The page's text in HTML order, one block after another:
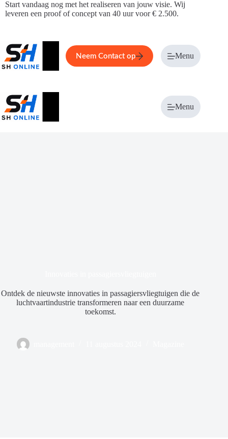
Ga
naar
Start vandaag nog met het realiseren van jouw visie. Wij
leveren een proof of concept van 40 uur voor € 2.500.
Home Service Over ons
Neem Contact op Menu
Menu
Ontdek de nieuwste innovaties in passagiersvliegtuigen die de
luchtvaartindustrie transformeren naar een duurzame
toekomst.